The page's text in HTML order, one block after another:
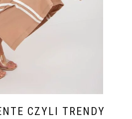
CZYLI TRENDY